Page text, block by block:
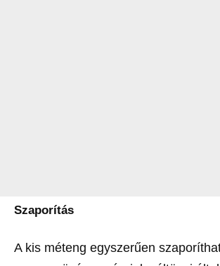
Szaporítás
A kis méteng egyszerűen